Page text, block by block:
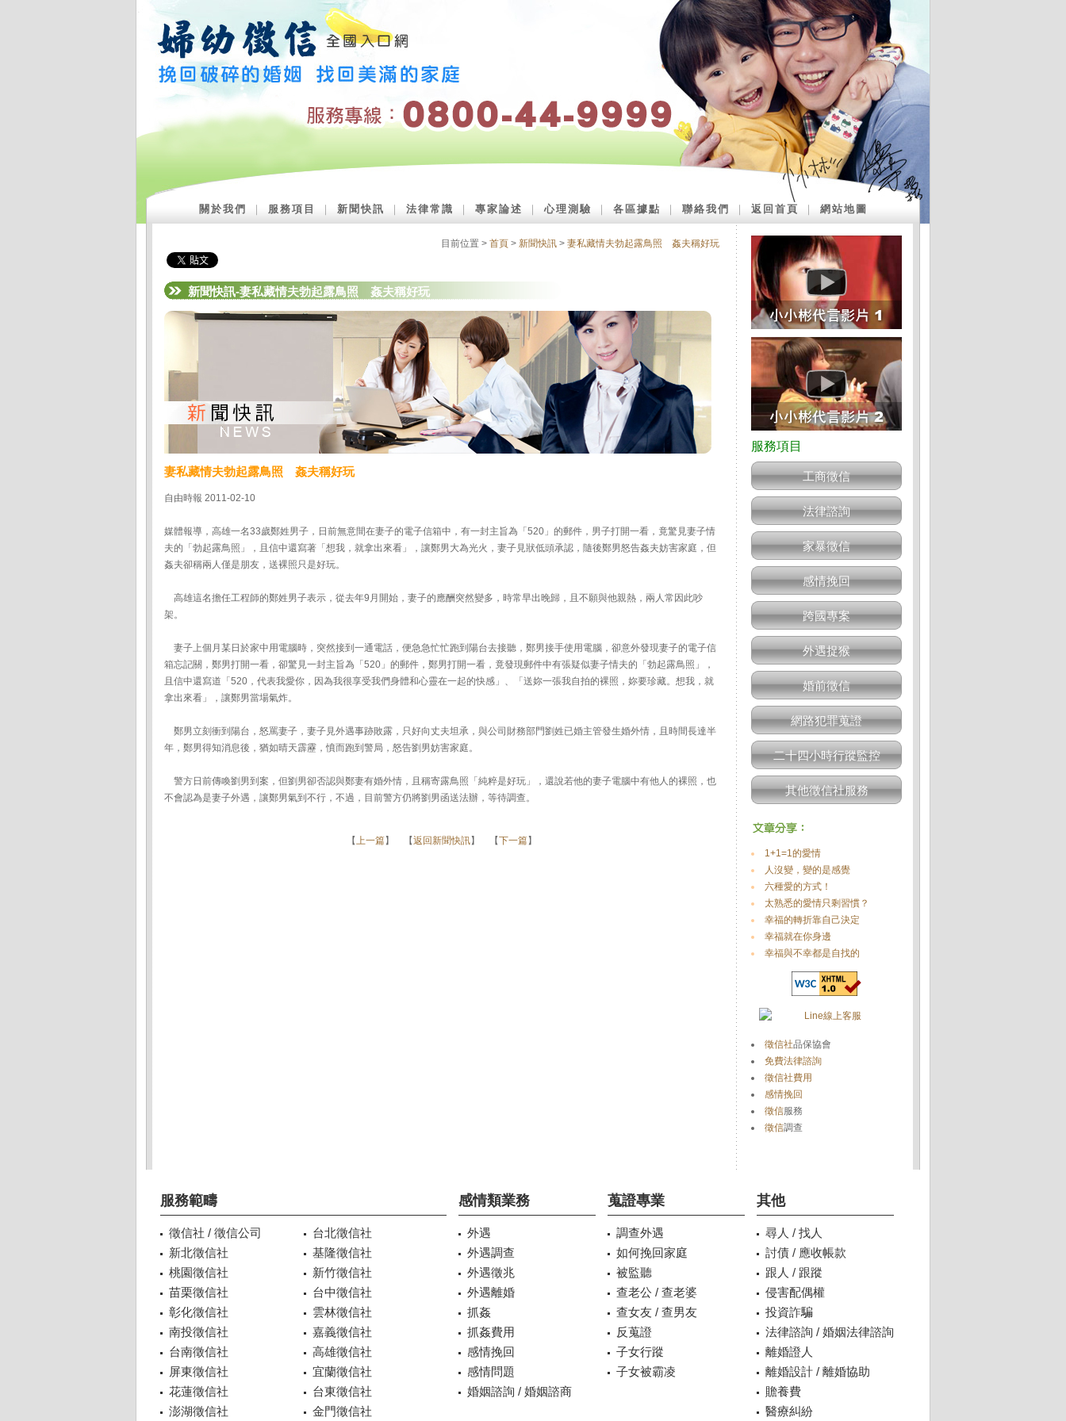
關於我們 服務項目 新聞快訊 法律常識 專家論述 ｜心理測驗 各區據點 聯絡我們 返回首頁 網站地圖
目前位置 > 首頁 > 新聞快訊 > 妻私藏情夫勃起露鳥照 姦夫稱好玩
新聞快訊-妻私藏情夫勃起露鳥照 姦夫稱好玩
妻私藏情夫勃起露鳥照 姦夫稱好玩
自由時報 2011-02-10
媒體報導，高雄一名33歲鄭姓男子，日前無意間在妻子的電子信箱中，有一封主旨為「520」的郵件，男子打開一看，竟驚見妻子情
夫的「勃起露鳥照」，且信中還寫著「想我，就拿出來看」，讓鄭男大為光火，妻子見狀低頭承認，隨後鄭男怒告姦夫妨害家庭，但
姦夫卻稱兩人僅是朋友，送裸照只是好玩。
高雄這名擔任工程師的鄭姓男子表示，從去年9月開始，妻子的應酬突然變多，時常早出晚歸，且不願與他親熱，兩人常因此吵
架。
妻子上個月某日於家中用電腦時，突然接到一通電話，便急急忙忙跑到陽台去接聽，鄭男接手使用電腦，卻意外發現妻子的電子信
箱忘記關，鄭男打開一看，卻驚見一封主旨為「520」的郵件，鄭男打開一看，竟發現郵件中有張疑似妻子情夫的「勃起露鳥照」，
且信中還寫道「520，代表我愛你，因為我很享受我們身體和心靈在一起的快感」、「送妳一張我自拍的裸照，妳要珍藏。想我，就
拿出來看」，讓鄭男當場氣炸。
鄭男立刻衝到陽台，怒罵妻子，妻子見外遇事跡敗露，只好向丈夫坦承，與公司財務部門劉姓已婚主管發生婚外情，且時間長達半
年，鄭男得知消息後，猶如晴天霹靂，憤而跑到警局，怒告劉男妨害家庭。
警方日前傳喚劉男到案，但劉男卻否認與鄭妻有婚外情，且稱寄露鳥照「純粹是好玩」，還說若他的妻子電腦中有他人的裸照，也
不會認為是妻子外遇，讓鄭男氣到不行，不過，目前警方仍將劉男函送法辦，等待調查。
【上一篇】 【返回新聞快訊】 【下一篇】
工商徵信
法律諮詢
家暴徵信
感情挽回
跨國專案
外遇捉猴
婚前徵信
網路犯罪蒐證
二十四小時行蹤監控
其他徵信社服務
1+1=1的愛情
人沒變，變的是感覺
六種愛的方式！
太熟悉的愛情只剩習慣？
幸福的轉折靠自己決定
幸福就在你身邊
幸福與不幸都是自找的
徵信社品保協會
免費法律諮詢
徵信社費用
感情挽回
徵信服務
徵信調查
服務範疇
徵信社 / 徵信公司
台北徵信社
新北徵信社
基隆徵信社
桃園徵信社
新竹徵信社
苗栗徵信社
台中徵信社
彰化徵信社
雲林徵信社
南投徵信社
嘉義徵信社
台南徵信社
高雄徵信社
屏東徵信社
宜蘭徵信社
花蓮徵信社
台東徵信社
澎湖徵信社
金門徵信社
感情類業務
外遇
外遇調查
外遇徵兆
外遇離婚
抓姦
抓姦費用
感情挽回
感情問題
婚姻諮詢 / 婚姻諮商
蒐證專業
調查外遇
如何挽回家庭
被監聽
查老公 / 查老婆
查女友 / 查男友
反蒐證
子女行蹤
子女被霸凌
其他
尋人 / 找人
討債 / 應收帳款
跟人 / 跟蹤
侵害配偶權
投資詐騙
法律諮詢 / 婚姻法律諮詢
離婚證人
離婚設計 / 離婚協助
贍養費
醫療糾紛